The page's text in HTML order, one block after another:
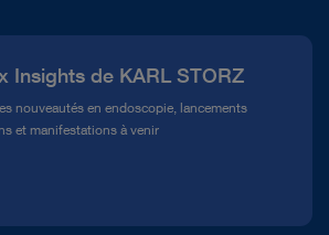
Conformité
Insights de KARL STORZ
nouveautés en endoscopie, lancements
et manifestations à venir